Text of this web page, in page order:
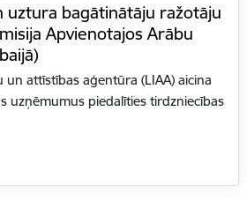
uztura bagātinātāju ražotāju
Apvienotajos Arābu
un attīstības aģentūra (LIAA) aicina
uzņēmumus piedalīties tirdzniecības